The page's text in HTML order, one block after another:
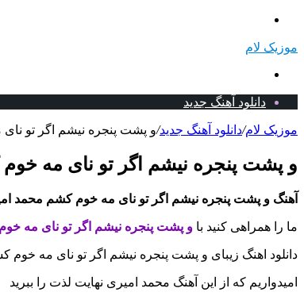
موزیک لام
دانلود آهنگ جدید
موزیک لام/دانلود آهنگ جدید/و پشت پنجره نیشم اگر تو
و پشت پنجره نیشم اگر تو نای مه
آهنگ و پشت پنجره نیشم اگر تو نای مه خوم کشم محمد
ما را همراهی کنید با و پشت پنجره نیشم اگر تو نای مه
دانلود اهنگ زیبای و پشت پنجره نیشم اگر تو نای مه خوم
امیدواریم که از این آهنگ محمد امیری نهایت لذت را ببرید